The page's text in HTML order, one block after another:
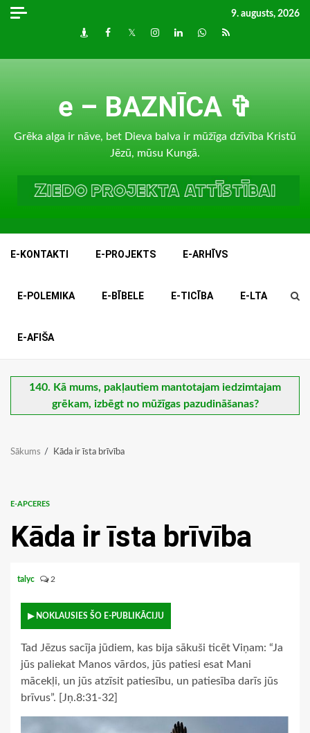
Skip
9. augusts, 2026
DraugiemFacebook
TwitterInstagram
LinkedInwhatsapp
RSS
e – BAZNĪCA ✞
Grēka alga ir nāve, bet Dieva balva ir mūžīga dzīvība Kristū
Jēzū, mūsu Kungā.
E-KONTAKTI E-PROJEKTS E-ARHĪVS
E-POLEMIKA E-BĪBELE E-TICĪBA E-LTA
E-AFIŠA
140. Kā mums, pakļautiem mantotajam iedzimtajam
grēkam, izbēgt no mūžīgas pazudināšanas?
Sākums Kāda ir īsta brīvība
E-APCERES
Kāda ir īsta brīvība
talyc 2
▶ NOKLAUSIES ŠO E-PUBLIKĀCIJU
Tad Jēzus sacīja jūdiem, kas bija sākuši ticēt Viņam: “Ja
jūs paliekat Manos vārdos, jūs patiesi esat Mani
mācekļi, un jūs atzīsit patiesību, un patiesība darīs jūs
brīvus”. [Jņ.8:31-32]